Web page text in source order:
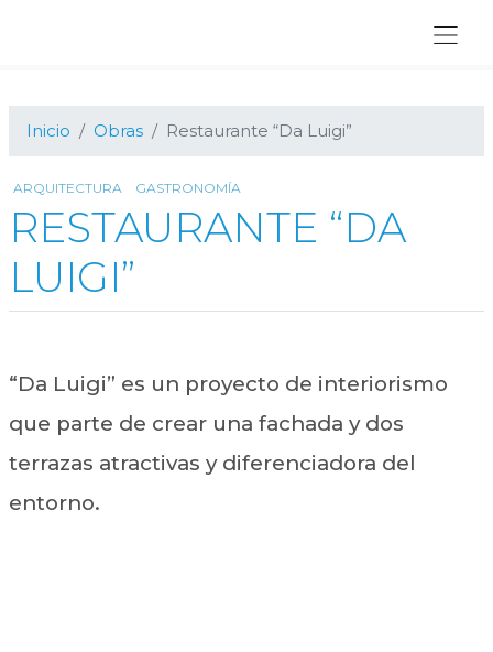
Inicio
Obras Restaurante “Da Luigi”
ARQUITECTURA GASTRONOMÍA
RESTAURANTE “DA
LUIGI”
“Da Luigi” es un proyecto de interiorismo
que parte de crear una fachada y dos
terrazas atractivas y diferenciadora del
entorno.